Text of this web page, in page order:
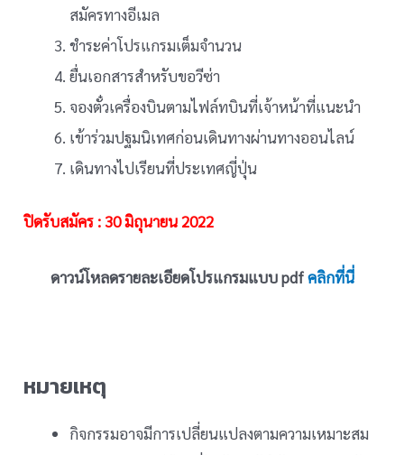
สมัครทางอีเมล
ชำระค่าโปรแกรมเต็มจำนวน
ยื่นเอกสารสำหรับขอวีซ่า
จองตั๋วเครื่องบินตามไฟล์ทบินที่เจ้าหน้าที่แนะนำ
เข้าร่วมปฐมนิเทศก่อนเดินทางผ่านทางออนไลน์
เดินทางไปเรียนที่ประเทศญี่ปุ่น
ปิดรับสมัคร : 30 มิถุนายน 2022
ดาวน์โหลดรายละเอียดโปรแกรมแบบ pdfคลิกที่นี่
หมายเหตุ
กิจกรรมอาจมีการเปลี่ยนแปลงตามความเหมาะสม